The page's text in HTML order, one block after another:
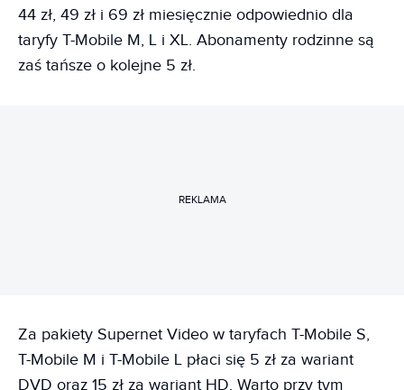
44 zł, 49 zł i 69 zł miesięcznie odpowiednio dla
taryfy T-Mobile M, L i XL. Abonamenty rodzinne są
zaś tańsze o kolejne 5 zł.
REKLAMA
Za pakiety Supernet Video w taryfach T-Mobile S,
T-Mobile M i T-Mobile L płaci się 5 zł za wariant
DVD oraz 15 zł za wariant HD. Warto przy tym